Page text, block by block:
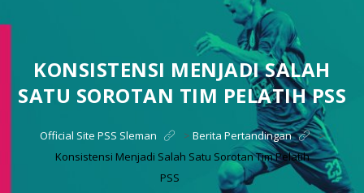
KONSISTENSI MENJADI SALAH
SATU SOROTAN TIM PELATIH PSS
Official Site PSS Sleman > Berita Pertandingan
>
Konsistensi Menjadi Salah Satu Sorotan Tim Pelatih
PSS